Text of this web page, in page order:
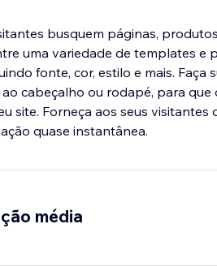
busquem páginas,
uma variedade de templates e
fonte, cor, estilo e mais. Faça
cabeçalho ou rodapé, para que
site. Forneça aos seus
quase instantânea.
média